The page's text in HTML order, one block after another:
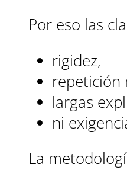
Por eso las
rigidez,
repetición
largas
ni
La